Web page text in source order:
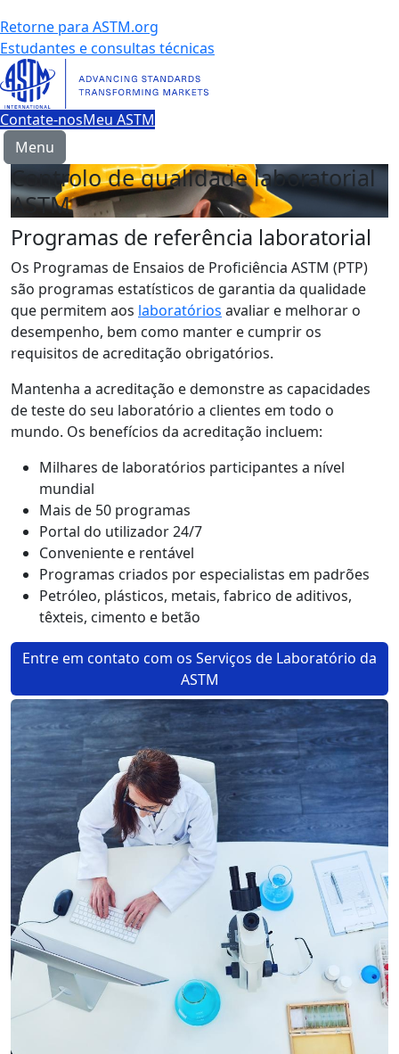
Retorne para ASTM.org
Estudantes e consultas técnicas
Contate-nosMeu ASTM
Menu
Controlo de qualidade laboratorial
ASTM
Programas de referência laboratorial
Os Programas de Ensaios de Proficiência ASTM (PTP)
são programas estatísticos de garantia da qualidade
que permitem aos laboratórios avaliar e melhorar o
desempenho, bem como manter e cumprir os
requisitos de acreditação obrigatórios.
Mantenha a acreditação e demonstre as capacidades
de teste do seu laboratório a clientes em todo o
mundo. Os benefícios da acreditação incluem:
Milhares de laboratórios participantes a nível
mundial
Mais de 50 programas
Portal do utilizador 24/7
Conveniente e rentável
Programas criados por especialistas em padrões
Petróleo, plásticos, metais, fabrico de aditivos,
têxteis, cimento e betão
Entre em contato com os Serviços de Laboratório da
ASTM